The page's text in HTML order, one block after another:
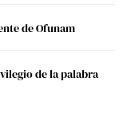
de Ofunam
de la palabra